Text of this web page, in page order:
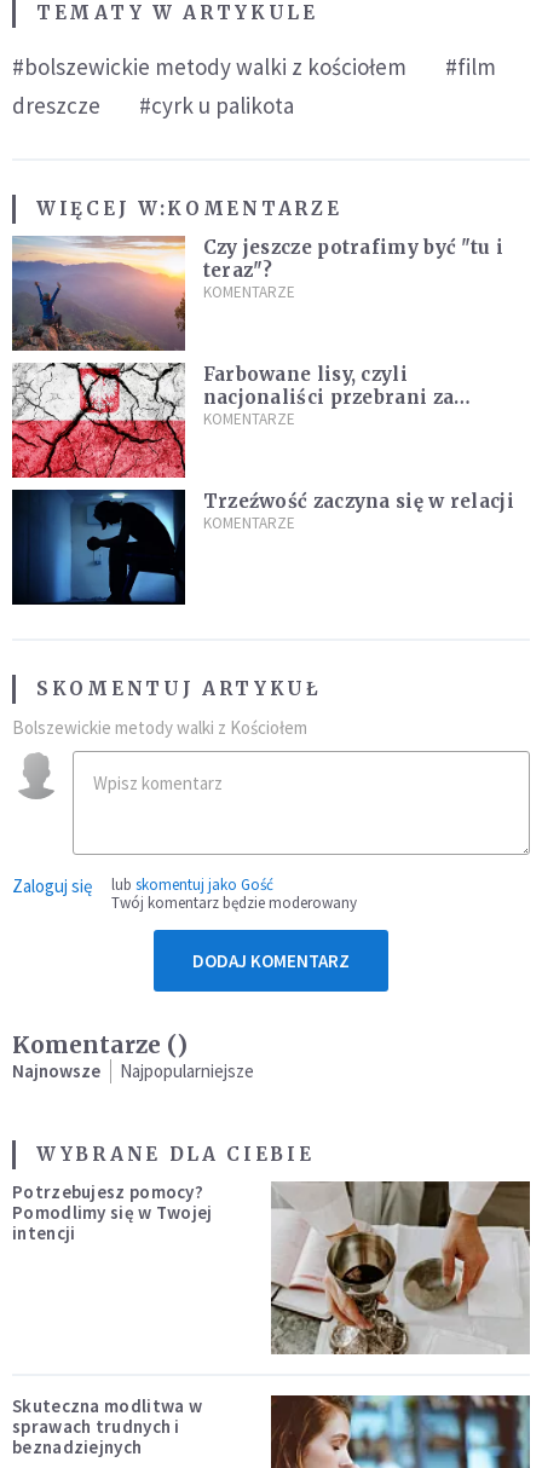
TEMATY W ARTYKULE
#bolszewickie metody walki z kościołem
#film
dreszcze
#cyrk u palikota
WIĘCEJ W:KOMENTARZE
Czy jeszcze potrafimy być "tu i
teraz"?
KOMENTARZE
Farbowane lisy, czyli
nacjonaliści przebrani za
chrześcijan
KOMENTARZE
Trzeźwość zaczyna się w relacji
KOMENTARZE
SKOMENTUJ ARTYKUŁ
Bolszewickie metody walki z Kościołem
Zaloguj się lub skomentuj jako Gość
Twój komentarz będzie moderowany
DODAJ KOMENTARZ
Komentarze ()
Najnowsze Najpopularniejsze
WYBRANE DLA CIEBIE
Potrzebujesz pomocy?
Pomodlimy się w Twojej
intencji
Skuteczna modlitwa w
sprawach trudnych i
beznadziejnych